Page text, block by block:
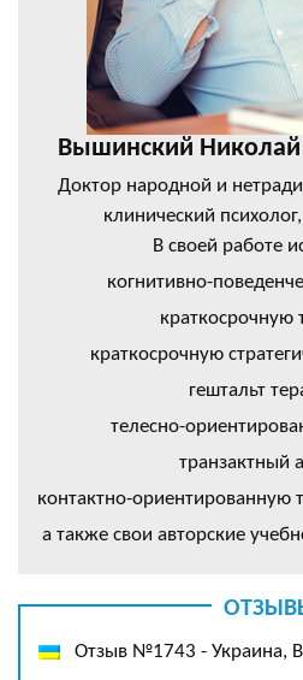
Вышинский
Доктор народной и
клинический
В своей работе
когнитивно-
краткосрочную
краткосрочную
гештальт
телесно-
транзактный
контактно-
а также свои авторские
Отзыв №1743 - Украина,